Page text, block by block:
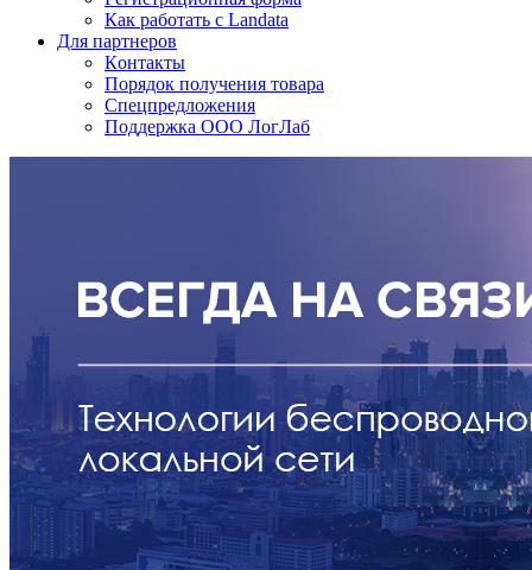
Как работать с Landata
Для партнеров
Кoнтaкты
Порядок получения товара
Спецпредложения
Поддержка ООО ЛогЛаб